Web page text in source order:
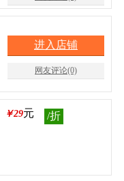
进入店铺
网友评论(0)
￥29元
/折